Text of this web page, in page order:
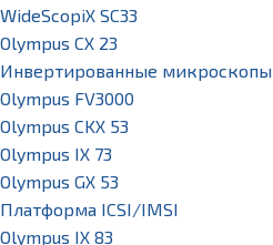
WideScopiX SC33
Olympus CX 23
Инвертированные микроскопы
Olympus FV3000
Olympus CKX 53
Olympus IX 73
Olympus GX 53
Платформа ICSI/IMSI
Olympus IX 83